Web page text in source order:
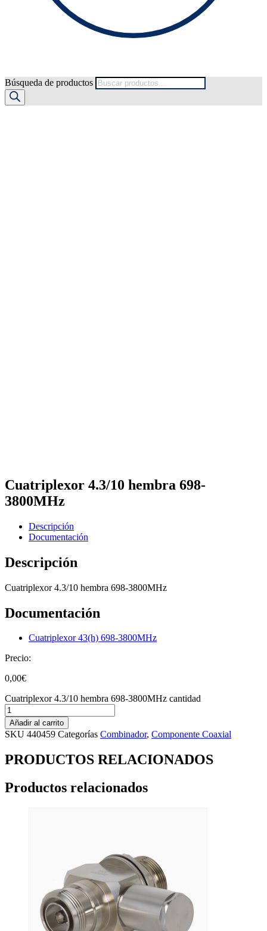
Búsqueda de productos
Cuatriplexor 4.3/10 hembra 698-
3800MHz
Descripción
Documentación
Descripción
Cuatriplexor 4.3/10 hembra 698-3800MHz
Documentación
Cuatriplexor 43(h) 698-3800MHz
Precio:
0,00€
Cuatriplexor 4.3/10 hembra 698-3800MHz cantidad
Añadir al carrito
SKU 440459 Categorías Combinador, Componente Coaxial
PRODUCTOS RELACIONADOS
Productos relacionados